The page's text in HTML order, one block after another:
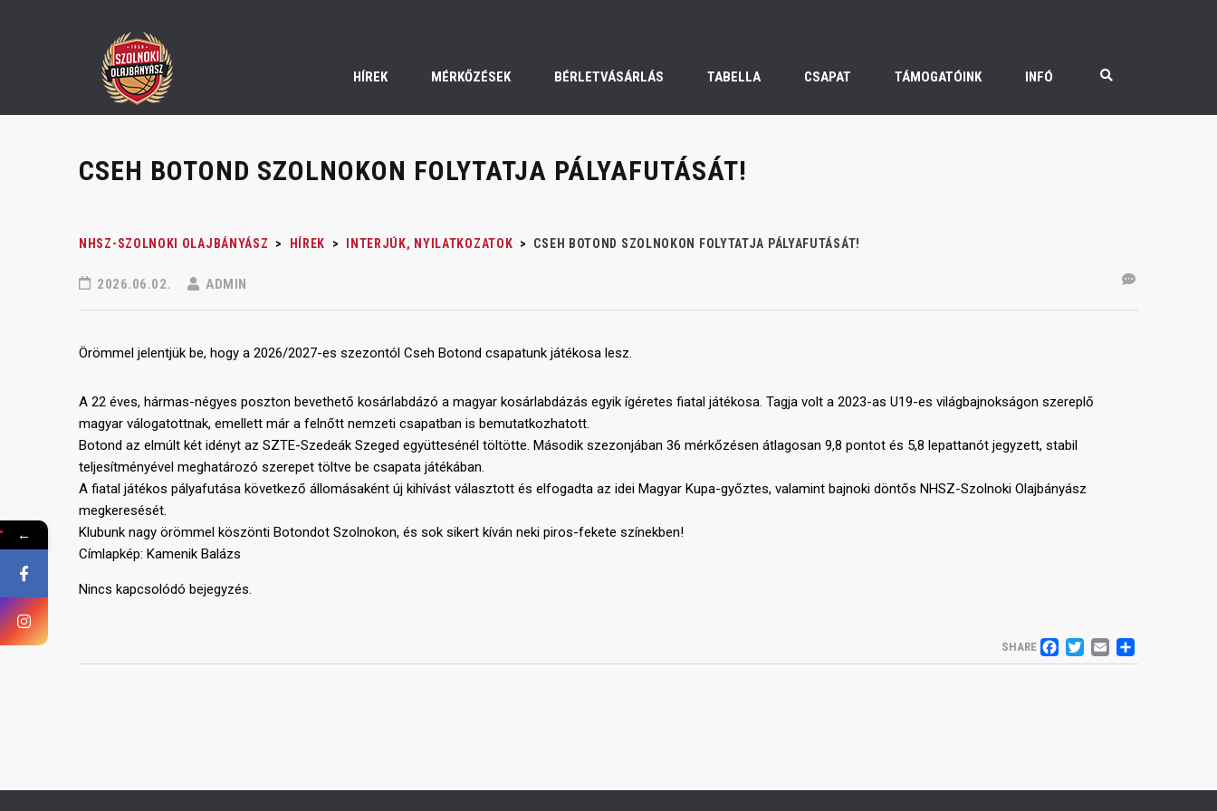
HÍREK MÉRKŐZÉSEK BÉRLETVÁSÁRLÁS TABELLA CSAPAT TÁMOGATÓINK INFÓ
CSEH BOTOND SZOLNOKON FOLYTATJA PÁLYAFUTÁSÁT!
NHSZ-SZOLNOKI OLAJBÁNYÁSZ > HÍREK > INTERJÚK, NYILATKOZATOK > CSEH BOTOND SZOLNOKON FOLYTATJA PÁLYAFUTÁSÁT!
2026.06.02. ADMIN
Örömmel jelentjük be, hogy a 2026/2027-es szezontól Cseh Botond csapatunk játékosa lesz.
A 22 éves, hármas-négyes poszton bevethető kosárlabdázó a magyar kosárlabdázás egyik ígéretes fiatal játékosa. Tagja volt a 2023-as U19-es világbajnokságon szereplő
magyar válogatottnak, emellett már a felnőtt nemzeti csapatban is bemutatkozhatott.
Botond az elmúlt két idényt az SZTE-Szedeák Szeged együttesénél töltötte. Második szezonjában 36 mérkőzésen átlagosan 9,8 pontot és 5,8 lepattanót jegyzett, stabil
teljesítményével meghatározó szerepet töltve be csapata játékában.
A fiatal játékos pályafutása következő állomásaként új kihívást választott és elfogadta az idei Magyar Kupa-győztes, valamint bajnoki döntős NHSZ-Szolnoki Olajbányász
megkeresését.
Klubunk nagy örömmel köszönti Botondot Szolnokon, és sok sikert kíván neki piros-fekete színekben!
Címlapkép: Kamenik Balázs
Nincs kapcsolódó bejegyzés.
SHARE FACEBOOK
TWITTER
EMAIL
←